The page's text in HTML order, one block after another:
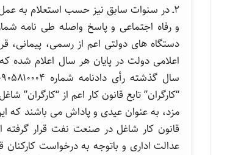
۲ـ در سنوات سابق نیز حسب استعلام به
دستگاه های دولتی اعم از رسمی، پیمانی،
اعلامی دولت در پایان هر سال اعلام شده
“کارگران” تابع قانون کار اعم از
مزد، به عنوان عیدی و پاداش می باشند که
قانون کار شاغل در صنعت نفت قرار
عدالت اداری و باتوجه به درخواست